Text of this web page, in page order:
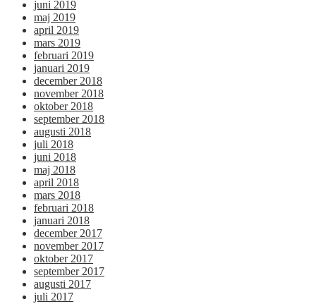
juni 2019
maj 2019
april 2019
mars 2019
februari 2019
januari 2019
december 2018
november 2018
oktober 2018
september 2018
augusti 2018
juli 2018
juni 2018
maj 2018
april 2018
mars 2018
februari 2018
januari 2018
december 2017
november 2017
oktober 2017
september 2017
augusti 2017
juli 2017